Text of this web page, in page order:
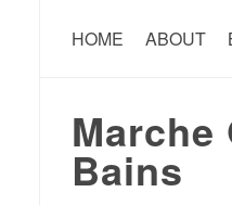
HOME ABOUT
Marche
Bains